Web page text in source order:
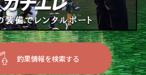
釣果情報を検索する